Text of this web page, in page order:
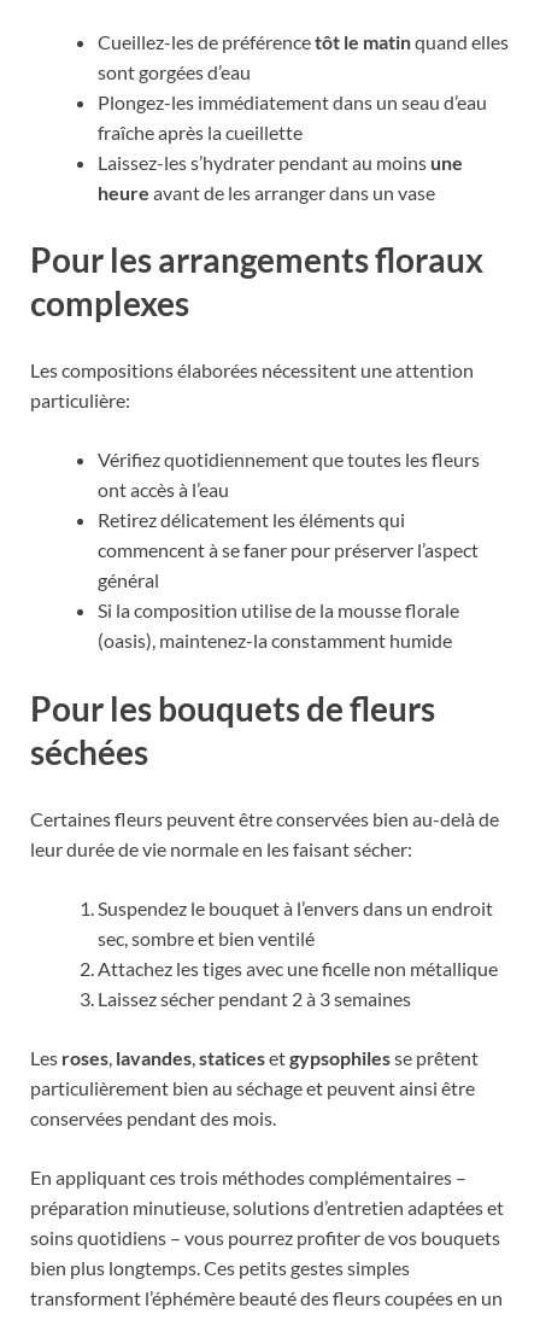
Cueillez-les de préférencetôt le matinquand elles
sont gorgées d’eau
Plongez-les immédiatement dans un seau d’eau
fraîche après la cueillette
Laissez-les s’hydrater pendant au moins une
heure avant de les arranger dans un vase
Pour les arrangements floraux
complexes
Les compositions élaborées nécessitent une attention
particulière:
Vérifiez quotidiennement que toutes les fleurs
ont accès à l’eau
Retirez délicatement les éléments qui
commencent à se faner pour préserver l’aspect
général
Si la composition utilise de la mousse florale
(oasis), maintenez-la constamment humide
Pour les bouquets de fleurs
séchées
Certaines fleurs peuvent être conservées bien au-delà de
leur durée de vie normale en les faisant sécher:
Suspendez le bouquet à l’envers dans un endroit
sec, sombre et bien ventilé
Attachez les tiges avec une ficelle non métallique
Laissez sécher pendant 2 à 3 semaines
Les roses, lavandes,staticesetgypsophilesse prêtent
particulièrement bien au séchage et peuvent ainsi être
conservées pendant des mois.
En appliquant ces trois méthodes complémentaires –
préparation minutieuse, solutions d’entretien adaptées et
soins quotidiens – vous pourrez profiter de vos bouquets
bien plus longtemps. Ces petits gestes simples
transforment l’éphémère beauté des fleurs coupées en un